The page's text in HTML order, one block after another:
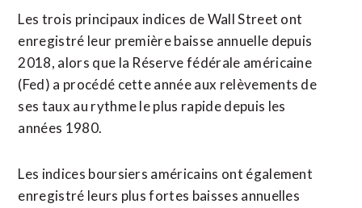
Les trois principaux indices de Wall Street ont
enregistré leur première baisse annuelle depuis
2018, alors que la Réserve fédérale américaine
(Fed) a procédé cette année aux relèvements de
ses taux au rythme le plus rapide depuis les
années 1980.
Les indices boursiers américains ont également
enregistré leurs plus fortes baisses annuelles